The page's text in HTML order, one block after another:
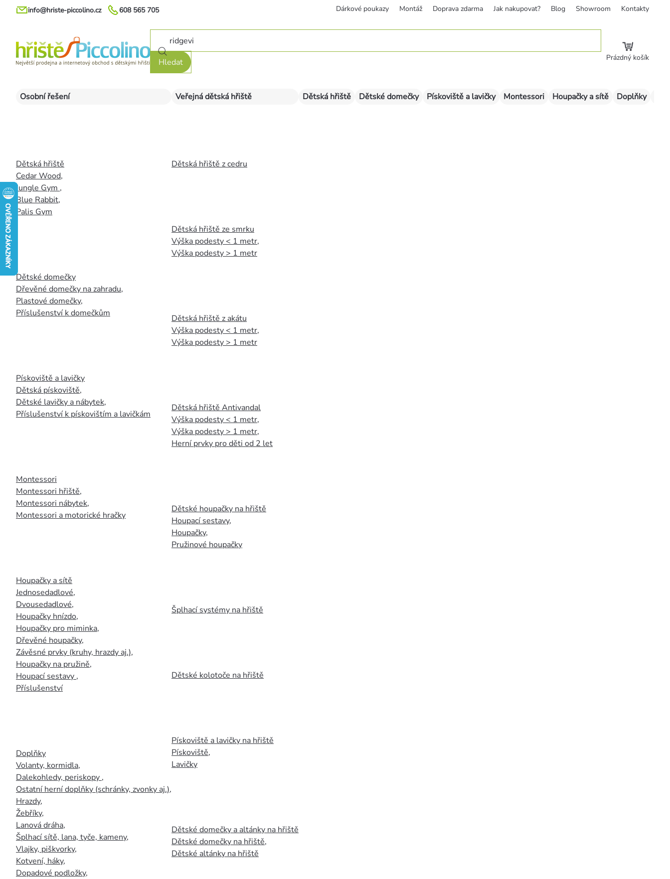
Přejít
608 565 705
info@hriste-piccolino.cz Dárkové poukazy Montáž Doprava zdarma Jak nakupovat? Blog Showroom Kontakty
Hledat Prázdný košík
Osobní řešení
Dětská hřiště
Cedar Wood,
Jungle Gym ,
Blue Rabbit,
Palis Gym
Dětské domečky
Dřevěné domečky na zahradu,
Plastové domečky,
Příslušenství k domečkům
Pískoviště a lavičky
Dětská pískoviště,
Dětské lavičky a nábytek,
Příslušenství k pískovištím a lavičkám
Montessori
Montessori hřiště,
Montessori nábytek,
Montessori a motorické hračky
Houpačky a sítě
Jednosedadlové,
Dvousedadlové,
Houpačky hnízdo,
Houpačky pro miminka,
Dřevěné houpačky,
Závěsné prvky (kruhy, hrazdy aj.),
Houpačky na pružině,
Houpací sestavy ,
Příslušenství
Doplňky
Volanty, kormidla,
Dalekohledy, periskopy ,
Ostatní herní doplňky (schránky, zvonky aj.),
Hrazdy,
Žebříky,
Lanová dráha,
Šplhací sítě, lana, tyče, kameny,
Vlajky, piškvorky,
Kotvení, háky,
Dopadové podložky,
Veřejná dětská hřiště
Dětská hřiště z cedru
Dětská hřiště ze smrku
Výška podesty < 1 metr,
Výška podesty > 1 metr
Dětská hřiště z akátu
Výška podesty < 1 metr,
Výška podesty > 1 metr
Dětská hřiště Antivandal
Výška podesty < 1 metr,
Výška podesty > 1 metr,
Herní prvky pro děti od 2 let
Dětské houpačky na hřiště
Houpací sestavy,
Houpačky,
Pružinové houpačky
Šplhací systémy na hřiště
Dětské kolotoče na hřiště
Pískoviště a lavičky na hřiště
Pískoviště,
Lavičky
Dětské domečky a altánky na hřiště
Dětské domečky na hřiště,
Dětské altánky na hřiště
Dětská hřiště Dětské domečky Pískoviště a lavičky Montessori Houpačky a sítě Doplňky